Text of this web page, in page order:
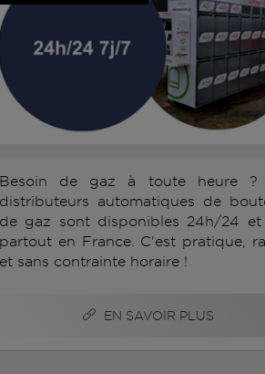
Besoin de gaz à toute heure ?
distributeurs automatiques de
de gaz sont disponibles 24h/24 et
partout en France. C'est pratique,
et sans contrainte horaire !
EN SAVOIR PLUS